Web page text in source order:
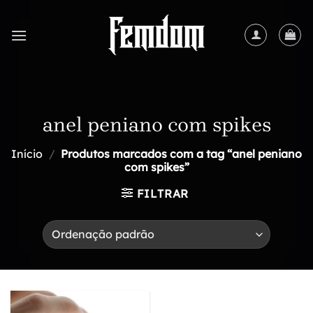
content
anel peniano com spikes
Início / Produtos marcados com a tag “anel peniano
com spikes”
FILTRAR